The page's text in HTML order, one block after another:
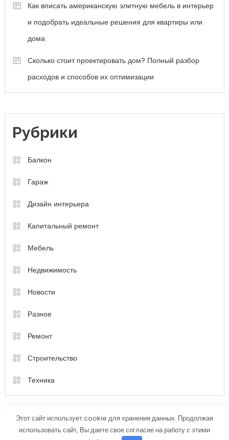
Как вписать американскую элитную мебель в интерьер
и подобрать идеальные решения для квартиры или
дома
Сколько стоит проектировать дом? Полный разбор
расходов и способов их оптимизации
Рубрики
Балкон
Гараж
Дизайн интерьера
Капитальный ремонт
Мебель
Недвижимость
Новости
Разное
Ремонт
Строительство
Техника
Этот сайт использует cookie для хранения данных. Продолжая
использовать сайт, Вы даете свое согласие на работу с этими